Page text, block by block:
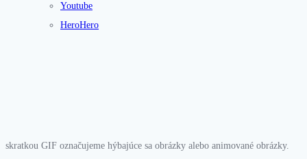
Youtube
HeroHero
skratkou GIF označujeme hýbajúce sa obrázky alebo animované obrázky.